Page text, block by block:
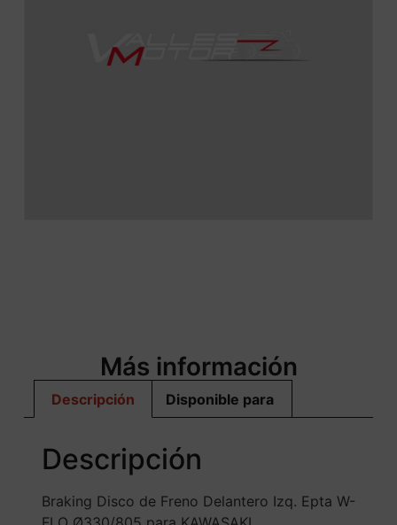
Más información
Descripción Disponible para
Descripción
Braking Disco de Freno Delantero Izq. Epta W-